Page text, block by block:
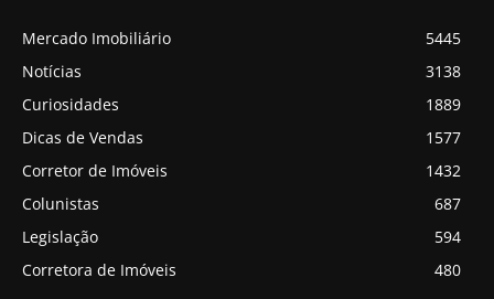
Mercado Imobiliário
5445
Notícias
3138
Curiosidades
1889
Dicas de Vendas
1577
Corretor de Imóveis
1432
Colunistas
687
Legislação
594
Corretora de Imóveis
480